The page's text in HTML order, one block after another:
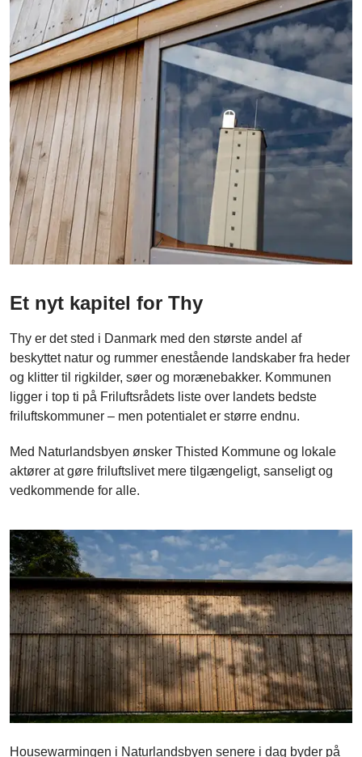
Et nyt kapitel for Thy
Thy er det sted i Danmark med den største andel af
beskyttet natur og rummer enestående landskaber fra heder
og klitter til rigkilder, søer og morænebakker. Kommunen
ligger i top ti på Friluftsrådets liste over landets bedste
friluftskommuner – men potentialet er større endnu.
Med Naturlandsbyen ønsker Thisted Kommune og lokale
aktører at gøre friluftslivet mere tilgængeligt, sanseligt og
vedkommende for alle.
Housewarmingen i Naturlandsbyen senere i dag byder på